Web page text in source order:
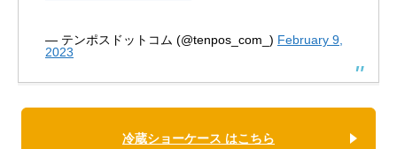
— テンポスドットコム (@tenpos_com_) February 9,
2023
冷蔵ショーケース はこちら